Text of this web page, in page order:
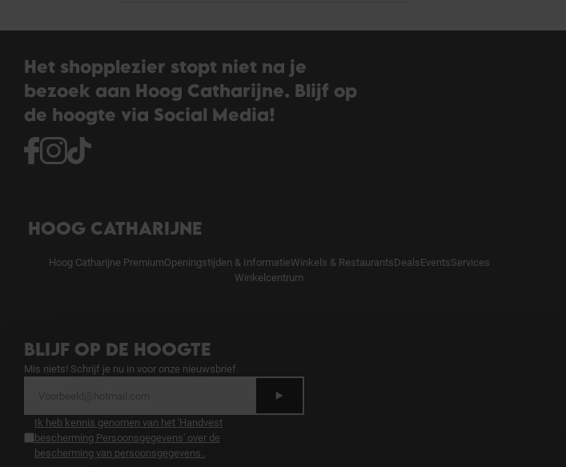
Het shopplezier stopt niet na je
bezoek aan Hoog Catharijne. Blijf op
de hoogte via Social Media!
HOOG CATHARIJNE
Hoog Catharijne PremiumOpeningstijden & InformatieWinkels & RestaurantsDealsEventsServices
Winkelcentrum
BLIJF OP DE HOOGTE
Mis niets! Schrijf je nu in voor onze nieuwsbrief.
Ik heb kennis genomen van het 'Handvest
bescherming Persoonsgegevens' over de
bescherming van persoonsgegevens..